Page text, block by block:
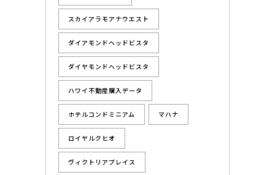
スカイアラモアナウエスト
ダイアモンドヘッドビスタ
ダイヤモンドヘッドビスタ
ハワイ不動産購入データ
ホテルコンドミニアム マハナ
ロイヤルクヒオ
ヴィクトリアプレイス